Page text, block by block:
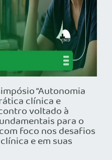
“Autonomia
clínica e
voltado à
para o
foco nos desafios
e em suas